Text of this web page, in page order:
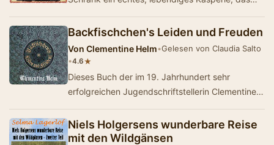
Backfischchen's Leiden und Freuden
Von Clementine Helm•Gelesen von Claudia Salto
•4.6★
Dieses Buch der im 19. Jahrhundert sehr
erfolgreichen Jugendschriftstellerin Clementine
Niels Holgersens wunderbare Reise
mit den Wildgänsen